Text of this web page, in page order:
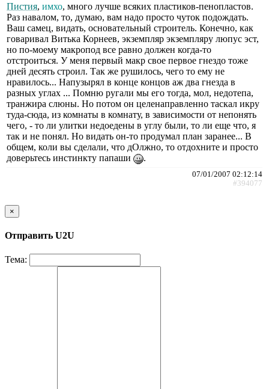
Пистия, имхо, много лучше всяких пластиков-пенопластов.
Раз навалом, то, думаю, вам надо просто чуток подождать.
Ваш самец, видать, основательный строитель. Конечно, как
говаривал Витька Корнеев, экземпляр экземпляру люпус эст,
но по-моему макропод все равно должен когда-то
отстроиться. У меня первый макр свое первое гнездо тоже
дней десять строил. Так же рушилось, чего то ему не
нравилось... Напузырял в конце концов аж два гнезда в
разных углах ... Помню ругали мы его тогда, мол, недотепа,
транжира слюны. Но потом он целенаправленно таскал икру
туда-сюда, из комнаты в комнату, в зависимости от непонять
чего, - то ли улитки недоедены в углу были, то ли еще что, я
так и не понял. Но видать он-то продумал план заранее... В
общем, коли вы сделали, что дОлжно, то отдохните и просто
доверьтесь инстинкту папаши
.
07/01/2007 02:12:14
#394077
×
Отправить U2U
Тема: